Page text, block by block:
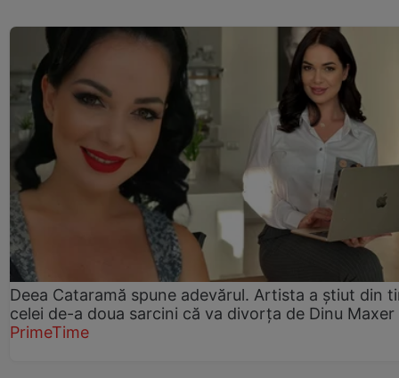
Deea Cataramă spune adevărul. Artista a știut din
celei de-a doua sarcini că va divorța de Dinu Maxer
PrimeTime